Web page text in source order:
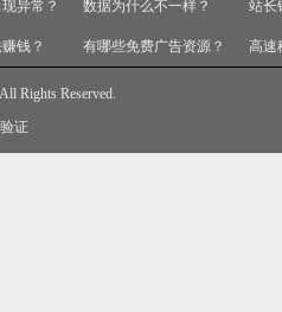
异常？
钱？
数据为什么不一样？
有哪些免费广告资源？
站长
高速
All Rights Reserved.
证